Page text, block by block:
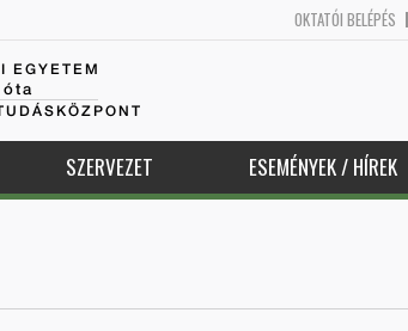
OKTATÓI BELÉPÉS
EGYETEM
SZERVEZET ESEMÉNYEK / HÍREK